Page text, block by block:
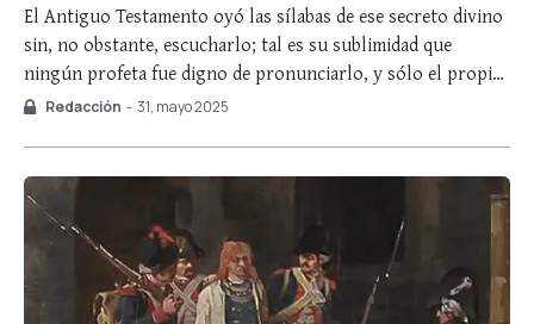
El Antiguo Testamento oyó las sílabas de ese secreto divino
sin, no obstante, escucharlo; tal es su sublimidad que
ningún profeta fue digno de pronunciarlo, y sólo el propio
Verbo de Dios pudo revelarlo: la Santísima Trinidad.
Redacción - 31, mayo 2025